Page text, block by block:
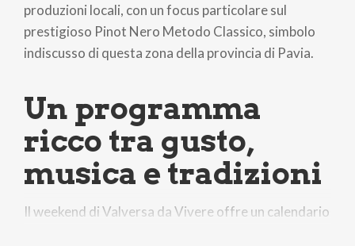
produzioni locali, con un focus particolare sul
prestigioso Pinot Nero Metodo Classico, simbolo
indiscusso di questa zona della provincia di Pavia.
Un programma
ricco tra gusto,
musica e tradizioni
Il weekend di Valversa da Vivere offre un calendario